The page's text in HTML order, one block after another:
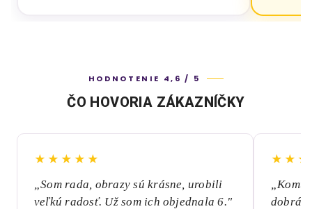
HODNOTENIE 4,6 / 5
ČO HOVORIA ZÁKAZNÍČKY
★★★★★
„Som rada, obrazy sú krásne, urobili
veľkú radosť. Už som ich objednala 6."
dobrá,